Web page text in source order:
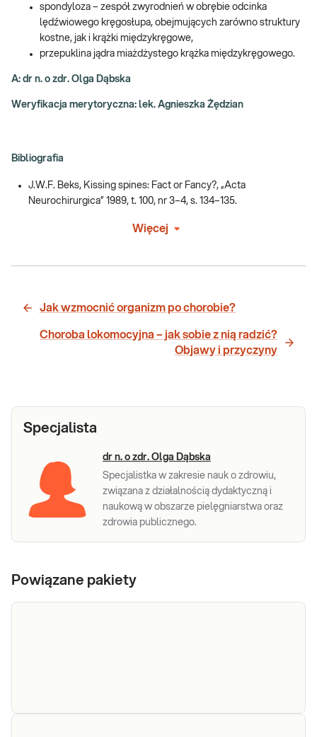
spondyloza – zespół zwyrodnień w obrębie odcinka
lędźwiowego kręgosłupa, obejmujących zarówno struktury
kostne, jak i krążki międzykręgowe,
przepuklina jądra miażdżystego krążka międzykręgowego.
A: dr n. o zdr. Olga Dąbska
Weryfikacja merytoryczna: lek. Agnieszka Żędzian
Bibliografia
J.W.F. Beks, Kissing spines: Fact or Fancy?, „Acta
Neurochirurgica” 1989, t. 100, nr 3–4, s. 134–135.
Więcej
Jak wzmocnić organizm po chorobie?
Choroba lokomocyjna – jak sobie z nią radzić?
Objawy i przyczyny
Specjalista
dr n. o zdr. Olga Dąbska
Specjalistka w zakresie nauk o zdrowiu,
związana z działalnością dydaktyczną i
naukową w obszarze pielęgniarstwa oraz
zdrowia publicznego.
Powiązane pakiety